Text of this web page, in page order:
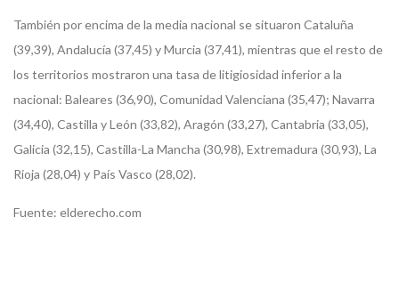
También por encima de la media nacional se situaron Cataluña
(39,39), Andalucía (37,45) y Murcia (37,41), mientras que el resto de
los territorios mostraron una tasa de litigiosidad inferior a la
nacional: Baleares (36,90), Comunidad Valenciana (35,47); Navarra
(34,40), Castilla y León (33,82), Aragón (33,27), Cantabria (33,05),
Galicia (32,15), Castilla-La Mancha (30,98), Extremadura (30,93), La
Rioja (28,04) y País Vasco (28,02).
Fuente: elderecho.com